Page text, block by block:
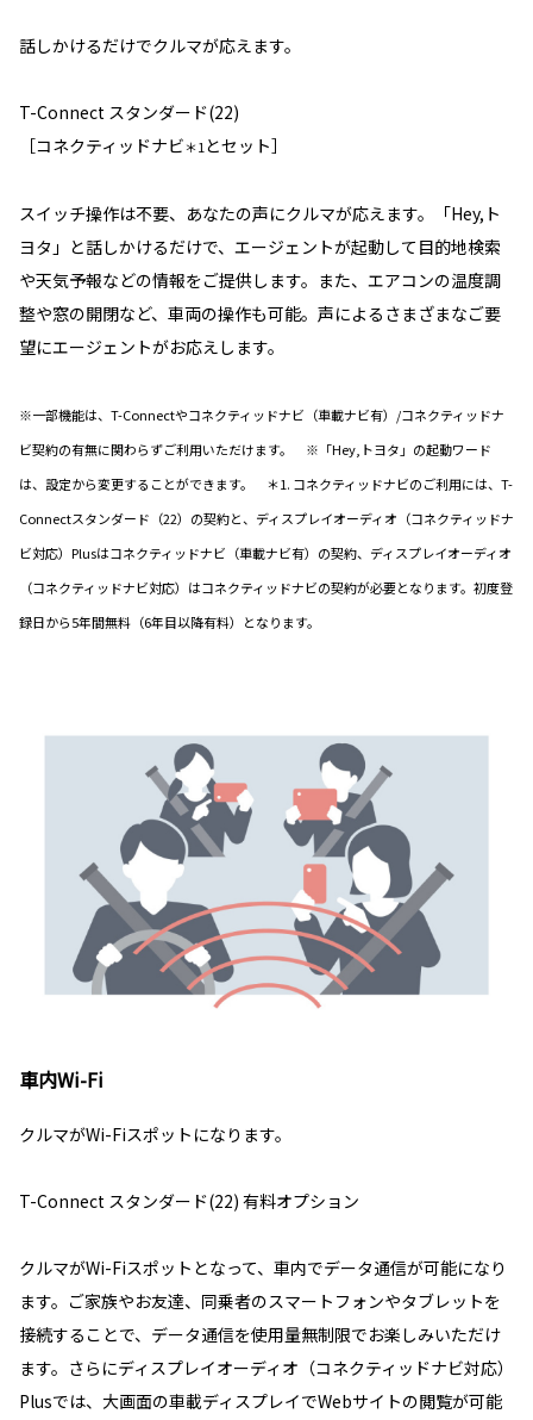
話しかけるだけでクルマが応えます。
T-Connect スタンダード(22)
［コネクティッドナビ＊1とセット］
スイッチ操作は不要、あなたの声にクルマが応えます。「Hey,ト
ヨタ」と話しかけるだけで、エージェントが起動して目的地検索
や天気予報などの情報をご提供します。また、エアコンの温度調
整や窓の開閉など、車両の操作も可能。声によるさまざまなご要
望にエージェントがお応えします。
※一部機能は、T-Connectやコネクティッドナビ（車載ナビ有）/コネクティッドナ
ビ契約の有無に関わらずご利用いただけます。 ※「Hey,トヨタ」の起動ワード
は、設定から変更することができます。 ＊1. コネクティッドナビのご利用には、T-
Connectスタンダード（22）の契約と、ディスプレイオーディオ（コネクティッドナ
ビ対応）Plusはコネクティッドナビ（車載ナビ有）の契約、ディスプレイオーディオ
（コネクティッドナビ対応）はコネクティッドナビの契約が必要となります。初度登
録日から5年間無料（6年目以降有料）となります。
車内Wi-Fi
クルマがWi-Fiスポットになります。
T-Connect スタンダード(22) 有料オプション
クルマがWi-Fiスポットとなって、車内でデータ通信が可能になり
ます。ご家族やお友達、同乗者のスマートフォンやタブレットを
接続することで、データ通信を使用量無制限でお楽しみいただけ
ます。さらにディスプレイオーディオ（コネクティッドナビ対応）
Plusでは、大画面の車載ディスプレイでWebサイトの閲覧が可能